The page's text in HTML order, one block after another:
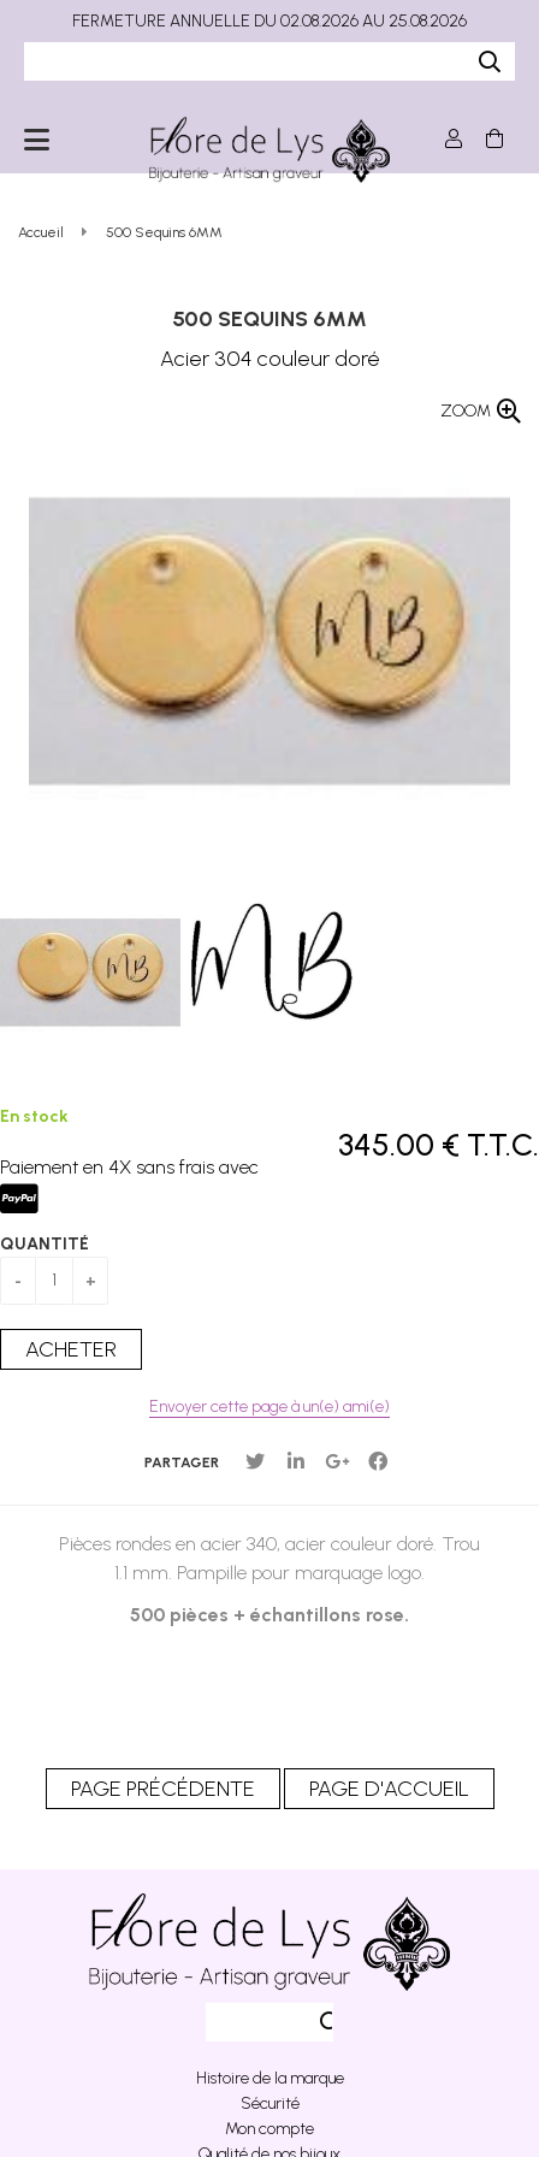
Accueil 500 Sequins 6MM
500 SEQUINS 6MM
Acier 304 couleur doré
ZOOM
345.00 € T.T.C.
En stock
Paiement en 4X sans frais avec
QUANTITÉ
Envoyer cette page à un(e) ami(e)
PARTAGER
Pièces rondes en acier 340, acier couleur doré. Trou
1.1 mm. Pampille pour marquage logo.
500 pièces + échantillons rose.
FERMETURE ANNUELLE DU 02.08.2026 AU 25.08.2026
Histoire de la marque
Sécurité
Mon compte